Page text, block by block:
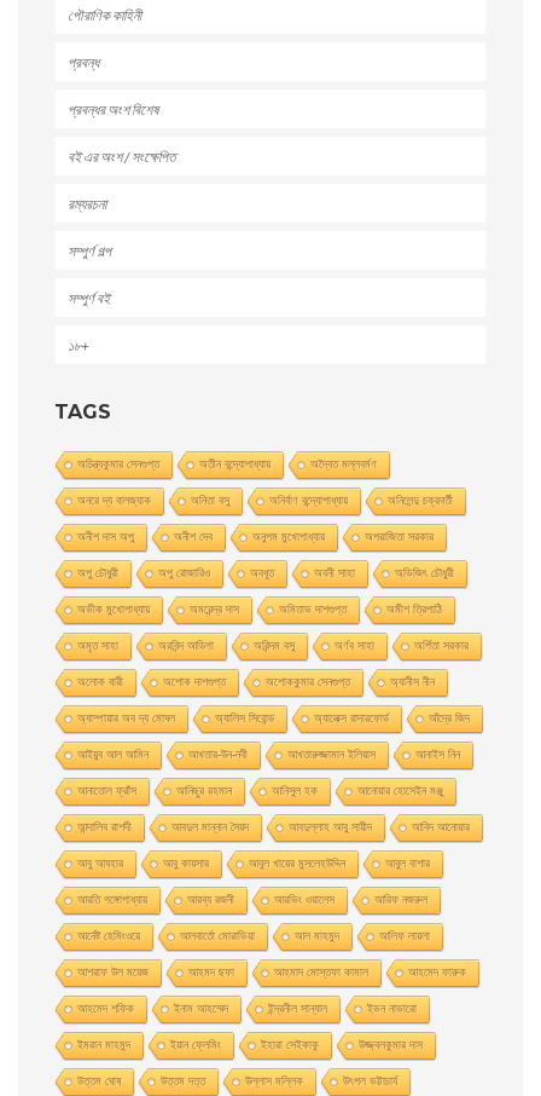
পৌরাণিক কাহিনী
প্রবন্ধ
প্রবন্ধর অংশ বিশেষ
বই এর অংশ / সংক্ষেপিত
রম্যরচনা
সম্পুর্ণ গল্প
সম্পুর্ণ বই
১৮+
TAGS
অচিন্ত্যকুমার সেনগুপ্ত অতীন বন্দ্যোপাধ্যায় অদ্বৈত মল্লবর্মণ
অনরে দ্য বালজ্যাক অনিতা বসু অনির্বাণ বন্দ্যোপাধ্যায় অনিলেন্দু চক্রবর্তী
অনীশ দাস অপু অনীশ দেব অনুপম মুখোপাধ্যায় অপরাজিতা সরকার
অপু চৌধুরী অপু রােজারিও অবধূত অবনী সাহা অভিজিৎ চৌধুরী
অভীক মুখোপাধ্যায় অমরেন্দ্র দাস অমিতাভ দাশগুপ্ত অমীশ ত্রিপাঠি
অমৃত সাহা অরবিন্দ আডিগা অরিন্দম বসু অর্ণব সাহা অর্পিতা সরকার
অলোক বারী অশােক দাশগুপ্ত অশোককুমার সেনগুপ্ত অ্যানীস নীন
অ্যাম্পায়ার অব দ্য মােঘল অ্যালিস সিবােন্ড অ্যালেক্স রাদারফোর্ড আঁদ্রে জিদ
আইয়ুব আল আমিন আখতার-উন-নবী আখতারুজ্জামান ইলিয়াস আনাইস নিন
আনাতােল ফ্রাঁস আনিছুর রহমান আনিসুল হক আনোয়ার হোসেইন মঞ্জু
আন্দালিব রাশদী আবদুল মান্নান সৈয়দ আবদুল্লাহ আবু সায়ীদ আবিদ আনোয়ার
আবু আযহার আবু কায়সার আবুল খায়ের মুসলেহউদ্দিন আবুল বাশার
আরতি গঙ্গোপাধ্যায় আরব্য রজনী আরভিং ওয়ালেস আরিফ নজরুল
আর্নেষ্ট হেমিংওয়ে আলবার্তো মােরাভিয়া আল মাহমুদ আলিফ লায়লা
আশরাফ উল ময়েজ আহমদ ছফা আহমাদ মোস্তফা কামাল আহমেদ ফারুক
আহমেদ শফিক ইনাম আহম্মেদ ইন্দ্রনীল সান্যাল ইভন নাভারাে
ইমরান মাহমুদ ইয়ান ফ্লেমিং ইহারা সেইকাকু উজ্জ্বলকুমার দাস
উত্তম ঘােষ উত্তম দত্ত উল্লাস মল্লিক উৎপল ভট্টাচার্য